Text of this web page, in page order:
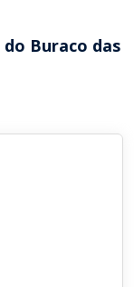
Buraco das